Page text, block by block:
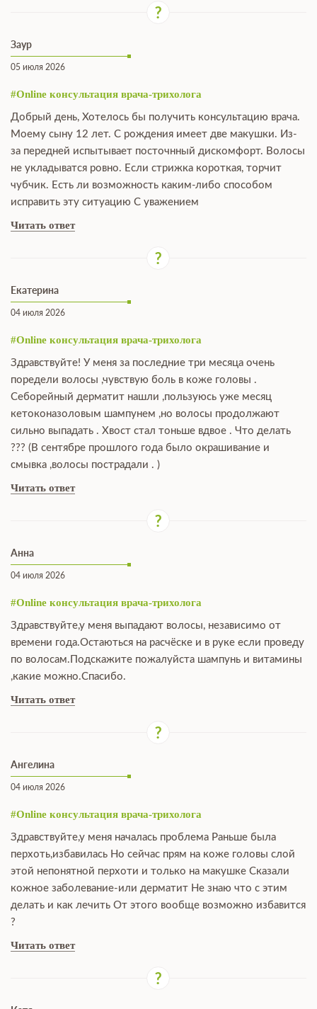
Заур
05 июля 2026
#Online консультация врача-трихолога
Добрый день, Хотелось бы получить консультацию врача.
Моему сыну 12 лет. С рождения имеет две макушки. Из-
за передней испытывает посточнный дискомфорт. Волосы
не укладыватся ровно. Если стрижка короткая, торчит
чубчик. Есть ли возможность каким-либо способом
исправить эту ситуацию С уважением
Читать ответ
Екатерина
04 июля 2026
#Online консультация врача-трихолога
Здравствуйте! У меня за последние три месяца очень
поредели волосы ,чувствую боль в коже головы .
Себорейный дерматит нашли ,пользуюсь уже месяц
кетоконазоловым шампунем ,но волосы продолжают
сильно выпадать . Хвост стал тоньше вдвое . Что делать
??? (В сентябре прошлого года было окрашивание и
смывка ,волосы пострадали . )
Читать ответ
Анна
04 июля 2026
#Online консультация врача-трихолога
Здравствуйте,у меня выпадают волосы, независимо от
времени года.Остаються на расчёске и в руке если проведу
по волосам.Подскажите пожалуйста шампунь и витамины
,какие можно.Спасибо.
Читать ответ
Ангелина
04 июля 2026
#Online консультация врача-трихолога
Здравствуйте,у меня началась проблема Раньше была
перхоть,избавилась Но сейчас прям на коже головы слой
этой непонятной перхоти и только на макушке Сказали
кожное заболевание-или дерматит Не знаю что с этим
делать и как лечить От этого вообще возможно избавится
?
Читать ответ